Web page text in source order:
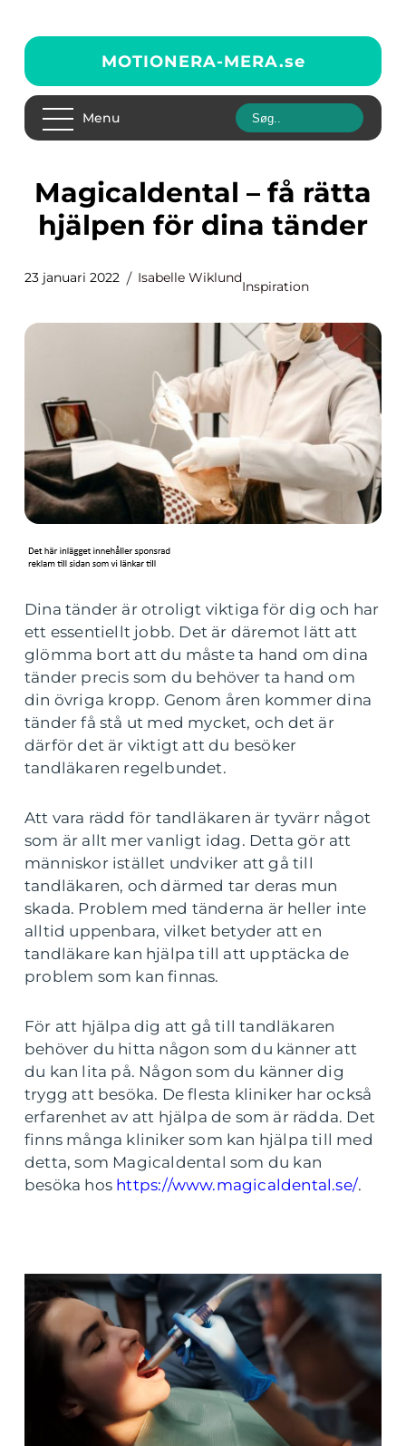
MOTIONERA-MERA.se
Menu
Magicaldental – få rätta
hjälpen för dina tänder
23 januari 2022 Isabelle Wiklund
Inspiration
Dina tänder är otroligt viktiga för dig och har
ett essentiellt jobb. Det är däremot lätt att
glömma bort att du måste ta hand om dina
tänder precis som du behöver ta hand om
din övriga kropp. Genom åren kommer dina
tänder få stå ut med mycket, och det är
därför det är viktigt att du besöker
tandläkaren regelbundet.
Att vara rädd för tandläkaren är tyvärr något
som är allt mer vanligt idag. Detta gör att
människor istället undviker att gå till
tandläkaren, och därmed tar deras mun
skada. Problem med tänderna är heller inte
alltid uppenbara, vilket betyder att en
tandläkare kan hjälpa till att upptäcka de
problem som kan finnas.
För att hjälpa dig att gå till tandläkaren
behöver du hitta någon som du känner att
du kan lita på. Någon som du känner dig
trygg att besöka. De flesta kliniker har också
erfarenhet av att hjälpa de som är rädda. Det
finns många kliniker som kan hjälpa till med
detta, som Magicaldental som du kan
besöka hos https://www.magicaldental.se/.